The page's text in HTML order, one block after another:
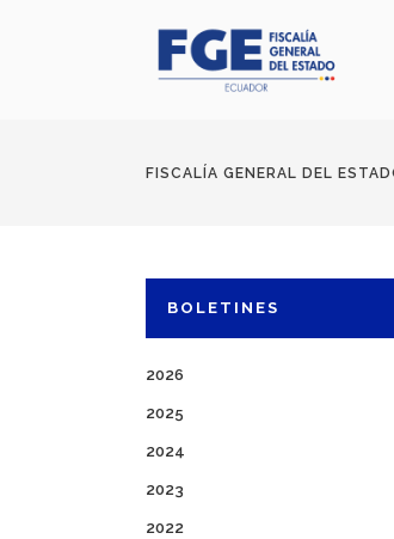
FISCALÍA GENERAL DEL
BOLETINES
2026
2025
2024
2023
2022